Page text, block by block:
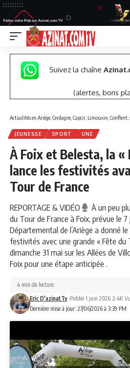
Suivez la chaîne
(alertes, bons
Actualités en Ariège, Cerdagne, Capcir, Limouxin,
JEUNESSE SPORT UNE
À Foix et Belesta, la «
lance les festivités
Tour de France
REPORTAGE & VIDÉO
À un peu
du Tour de France à Foix, prévue le
Départemental de l’Ariège a donné le
festivités avec une grande « Fête du
dimanche 31 mai sur les Allées de
Foix pour une étape anticipée .
Dernière mise à jour: 27/06/2026 à 3:39 PM
Eric D'azinatTv Publié 1 juin 2026 2.4K
4 min de lecture